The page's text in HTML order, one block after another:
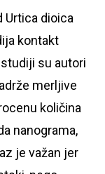
Urtica dioica
kontakt
su autori
merljive
količina
nanograma,
je važan jer